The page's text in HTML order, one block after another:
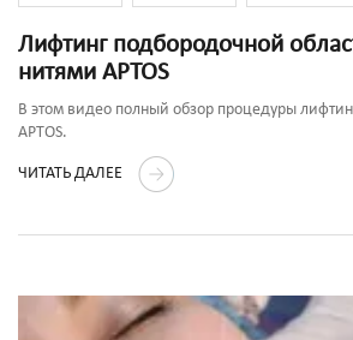
Лифтинг подбородочной
нитями APTOS
В этом видео полный обзор процедуры
APTOS.
ЧИТАТЬ ДАЛЕЕ